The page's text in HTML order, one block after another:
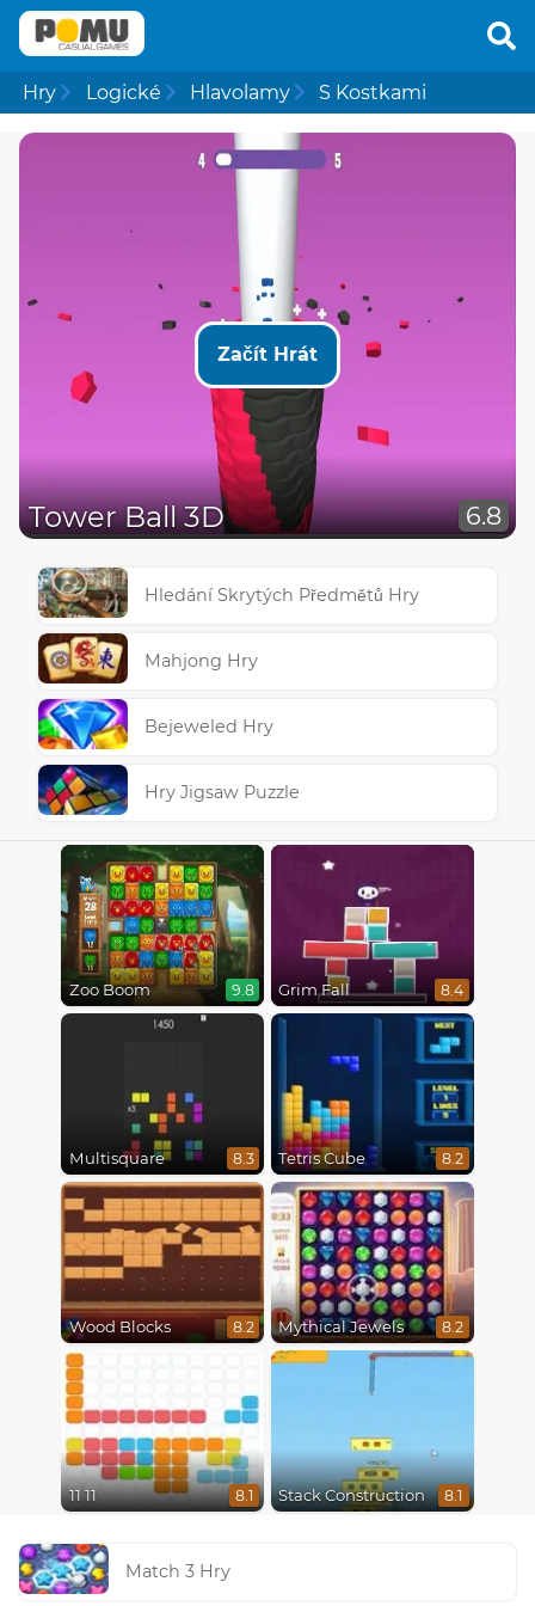
Hry Logické Hlavolamy S Kostkami
Začít Hrát
Tower Ball 3D 6.8
Hledání Skrytých Předmětů Hry
Mahjong Hry
Bejeweled Hry
Hry Jigsaw Puzzle
Zoo Boom 9.8 Grim Fall 8.4
Multisquare 8.3 Tetris Cube 8.2
Wood Blocks 8.2 Mythical Jewels 8.2
11 11 8.1 Stack Construction 8.1
Match 3 Hry